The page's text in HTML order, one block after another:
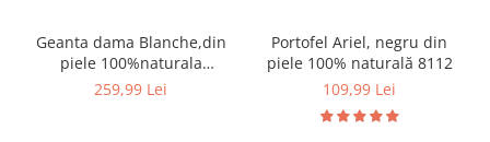
Geanta dama Blanche,din
piele 100%naturala
Italia,8246,negru
259,99 Lei
Portofel Ariel, negru din
piele 100% naturală 8112
109,99 Lei